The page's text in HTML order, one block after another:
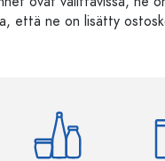
että ne on lisätty